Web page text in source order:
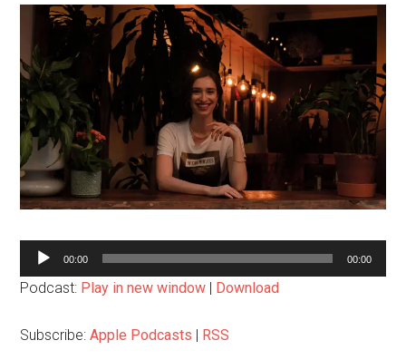
声
プ
ー
00:00 00:00
Podcast: Play in new window | Download
Subscribe:Apple Podcasts | RSS